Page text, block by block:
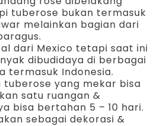
tuberose bukan termasuk
melainkan bagian dari
dari Mexico tetapi saat ini
dibudidaya di berbagai
termasuk Indonesia.
tuberose yang mekar bisa
satu ruangan &
bisa bertahan 5 – 10 hari.
sebagai dekorasi &